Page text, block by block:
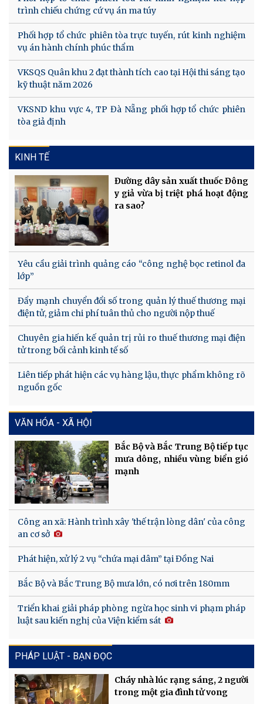
trình chiếu chứng cứ vụ án ma túy
Phối hợp tổ chức phiên tòa trực tuyến, rút kinh nghiệm
vụ án hành chính phúc thẩm
VKSQS Quân khu 2 đạt thành tích cao tại Hội thi sáng tạo
kỹ thuật năm 2026
VKSND khu vực 4, TP Đà Nẵng phối hợp tổ chức phiên
tòa giả định
KINH TẾ
Đường dây sản xuất thuốc Đông
y giả vừa bị triệt phá hoạt động
ra sao?
Yêu cầu giải trình quảng cáo “công nghệ bọc retinol đa
lớp”
Đẩy mạnh chuyển đổi số trong quản lý thuế thương mại
điện tử, giảm chi phí tuân thủ cho người nộp thuế
Chuyên gia hiến kế quản trị rủi ro thuế thương mại điện
tử trong bối cảnh kinh tế số
Liên tiếp phát hiện các vụ hàng lậu, thực phẩm không rõ
nguồn gốc
VĂN HÓA - XÃ HỘI
Bắc Bộ và Bắc Trung Bộ tiếp tục
mưa dông, nhiều vùng biển gió
mạnh
Công an xã: Hành trình xây 'thế trận lòng dân' của công
an cơ sở
Phát hiện, xử lý 2 vụ “chứa mại dâm” tại Đồng Nai
Bắc Bộ và Bắc Trung Bộ mưa lớn, có nơi trên 180mm
Triển khai giải pháp phòng ngừa học sinh vi phạm pháp
luật sau kiến nghị của Viện kiểm sát
PHÁP LUẬT - BẠN ĐỌC
Cháy nhà lúc rạng sáng, 2 người
trong một gia đình tử vong